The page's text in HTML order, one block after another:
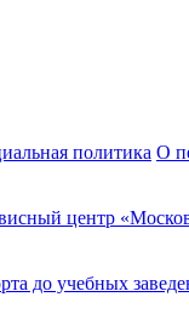
политика О
центр
до учебных